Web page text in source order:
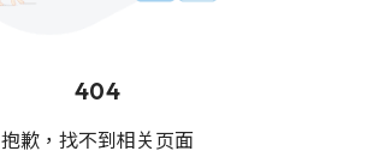
404
抱歉，找不到相关页面